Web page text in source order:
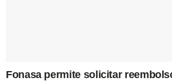
Fonasa permite solicitar